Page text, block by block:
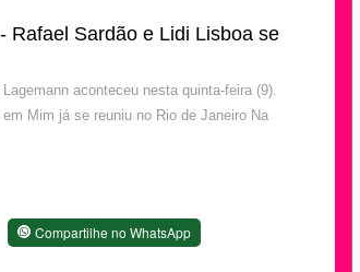
Rafael Sardão e Lidi Lisboa se
aconteceu nesta quinta-feira (9).
Mim já se reuniu no Rio de Janeiro Na
Compartilhe no WhatsApp